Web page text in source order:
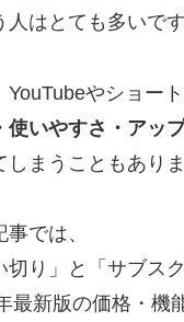
人はとても多いです
YouTubeやショー
使いやすさ・アッ
しまうこともありま
では、
切り」と「サブス
最新版の価格・機